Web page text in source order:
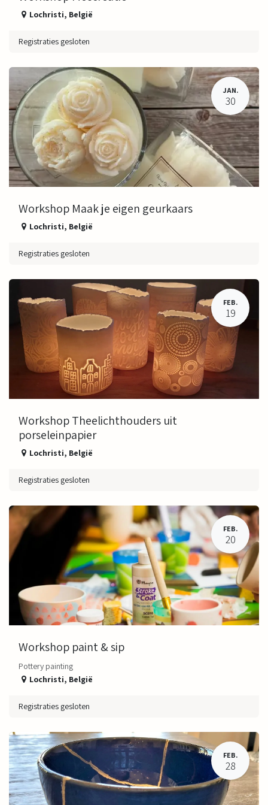
Lochristi, België
Registraties gesloten
JAN.
30
Workshop Maak je eigen geurkaars
Lochristi, België
Registraties gesloten
FEB.
19
Workshop Theelichthouders uit
porseleinpapier
Lochristi, België
Registraties gesloten
FEB.
20
Workshop paint & sip
Pottery painting ​
Lochristi, België
Registraties gesloten
FEB.
28